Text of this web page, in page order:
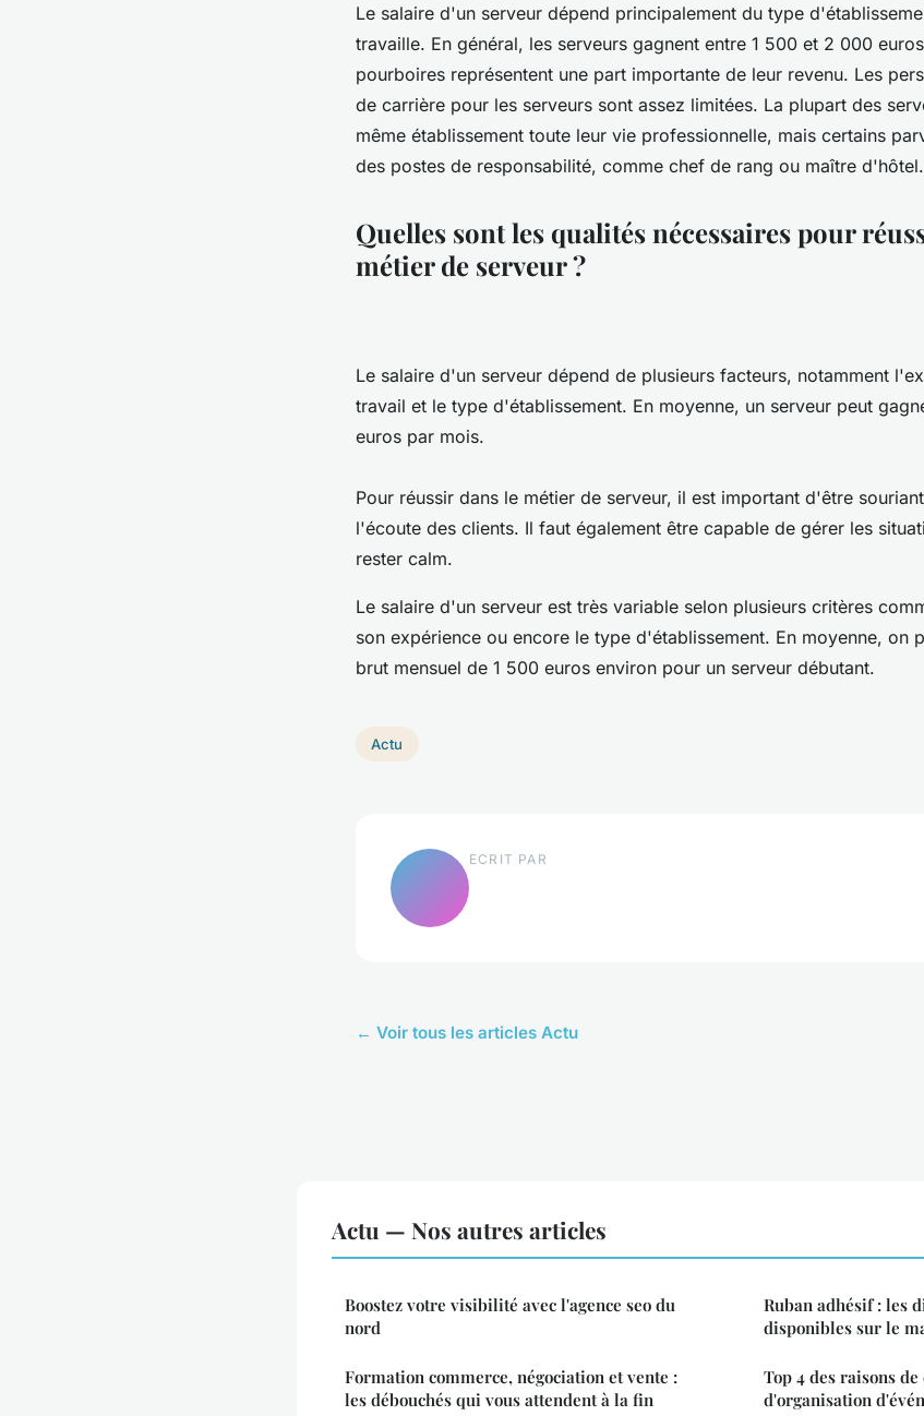
Le salaire d'un serveur dépend principalement du type
travaille. En général, les serveurs gagnent entre 1 500 et 2 000
pourboires représentent une part importante de leur revenu. Les
de carrière pour les serveurs sont assez limitées. La plupart des
même établissement toute leur vie professionnelle, mais certains
des postes de responsabilité, comme chef de rang ou maître d'hôtel.
Quelles sont les qualités nécessaires pour
métier de serveur ?
Le salaire d'un serveur dépend de plusieurs facteurs, notamment
travail et le type d'établissement. En moyenne, un serveur peut
euros par mois.
Pour réussir dans le métier de serveur, il est important d'être
l'écoute des clients. Il faut également être capable de gérer les
rester calm.
Le salaire d'un serveur est très variable selon plusieurs critères
son expérience ou encore le type d'établissement. En moyenne, on
brut mensuel de 1 500 euros environ pour un serveur débutant.
Actu
ECRIT PAR
← Voir tous les articles Actu
Actu — Nos autres articles
Boostez votre visibilité avec l'agence seo du
nord
Formation commerce, négociation et vente :
les débouchés qui vous attendent à la fin
Ruban adhésif : les
disponibles sur le
Top 4 des raisons
d'organisation